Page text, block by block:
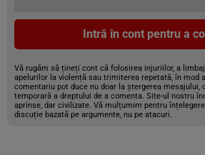
Intră în cont pentru a
Vă rugăm să țineți cont că folosirea injuriilor, a
apelurilor la violență sau trimiterea repetată, în mod
comentariu pot duce nu doar la ștergerea mesajului,
temporară a dreptului de a comenta. Site-ul nostru
aprinse, dar civilizate. Vă mulțumim pentru
discuție bazată pe argumente, nu pe atacuri.